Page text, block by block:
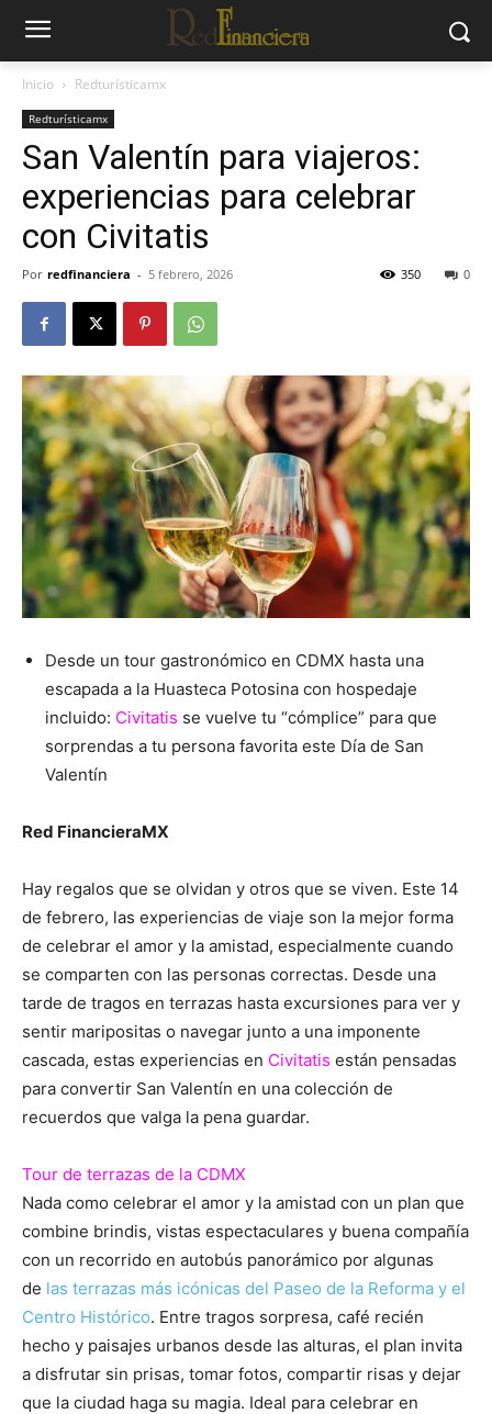
Inicio Redturísticamx
Redturísticamx
San Valentín para viajeros:
experiencias para celebrar
con Civitatis
Por redfinanciera - 5 febrero, 2026 0
350
Desde un tour gastronómico en CDMX hasta una
escapada a la Huasteca Potosina con hospedaje
incluido: Civitatis se vuelve tu “cómplice” para que
sorprendas a tu persona favorita este Día de San
Valentín
Red FinancieraMX
Hay regalos que se olvidan y otros que se viven. Este 14
de febrero, las experiencias de viaje son la mejor forma
de celebrar el amor y la amistad, especialmente cuando
se comparten con las personas correctas. Desde una
tarde de tragos en terrazas hasta excursiones para ver y
sentir maripositas o navegar junto a una imponente
cascada, estas experiencias en Civitatis están pensadas
para convertir San Valentín en una colección de
recuerdos que valga la pena guardar.
Tour de terrazas de la CDMX
Nada como celebrar el amor y la amistad con un plan que
combine brindis, vistas espectaculares y buena compañía
con un recorrido en autobús panorámico por algunas
de las terrazas más icónicas del Paseo de la Reforma y el
Centro Histórico. Entre tragos sorpresa, café recién
hecho y paisajes urbanos desde las alturas, el plan invita
a disfrutar sin prisas, tomar fotos, compartir risas y dejar
que la ciudad haga su magia. Ideal para celebrar en